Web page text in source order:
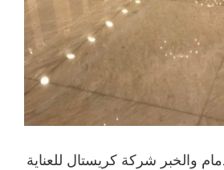
والخبر شركة كريستال للعناية